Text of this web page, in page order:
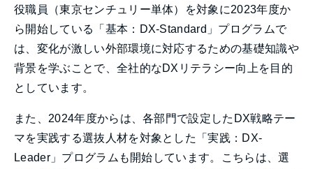
役職員（東京センチュリー単体）を対象に2023年度か
ら開始している「基本：DX-Standard」プログラムで
は、変化が激しい外部環境に対応するための基礎知識や
背景を学ぶことで、全社的なDXリテラシー向上を目的
としています。
また、2024年度からは、各部門で設定したDX戦略テー
マを実践する選抜人材を対象とした「実践：DX-
Leader」プログラムも開始しています。こちらは、選